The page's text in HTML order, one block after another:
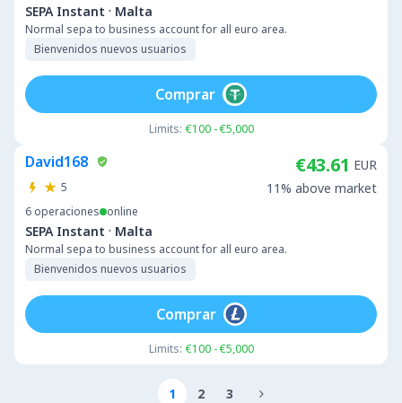
SEPA Instant · Malta
Normal sepa to business account for all euro area.
Bienvenidos nuevos usuarios
Limits: €100 - €5,000
Comprar
David168
5
6 operaciones online
SEPA Instant · Malta
Normal sepa to business account for all euro area.
Bienvenidos nuevos usuarios
€43.61 EUR
11% above market
Limits: €100 - €5,000
Comprar
1 2 3 